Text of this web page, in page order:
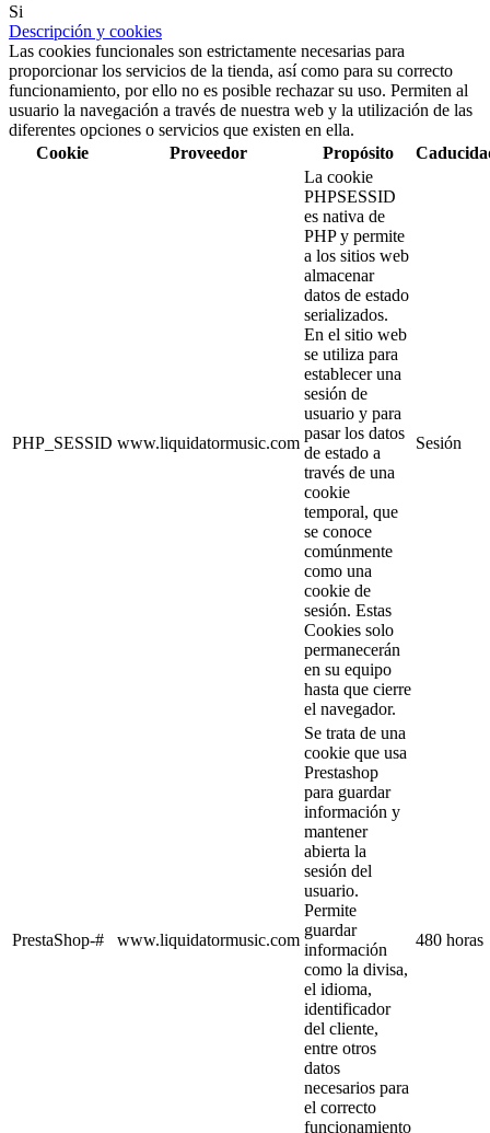
Si
Descripción y cookies
Las cookies funcionales son estrictamente necesarias para
proporcionar los servicios de la tienda, así como para su correcto
funcionamiento, por ello no es posible rechazar su uso. Permiten al
usuario la navegación a través de nuestra web y la utilización de las
diferentes opciones o servicios que existen en ella.
Cookie
Proveedor Propósito
PHP_SESSID www.liquidatormusic.com
La cookie
PHPSESSID
es nativa de
PHP y permite
a los sitios web
almacenar
datos de estado
serializados.
En el sitio web
se utiliza para
establecer una
sesión de
usuario y para
pasar los datos
de estado a
través de una
cookie
temporal, que
se conoce
comúnmente
como una
cookie de
sesión. Estas
Cookies solo
permanecerán
en su equipo
hasta que cierre
el navegador.
Sesión
PrestaShop-# www.liquidatormusic.com
Se trata de una
cookie que usa
Prestashop
para guardar
información y
mantener
abierta la
sesión del
usuario.
Permite
guardar
información
como la divisa,
el idioma,
identificador
del cliente,
entre otros
datos
necesarios para
el correcto
funcionamiento
480 horas